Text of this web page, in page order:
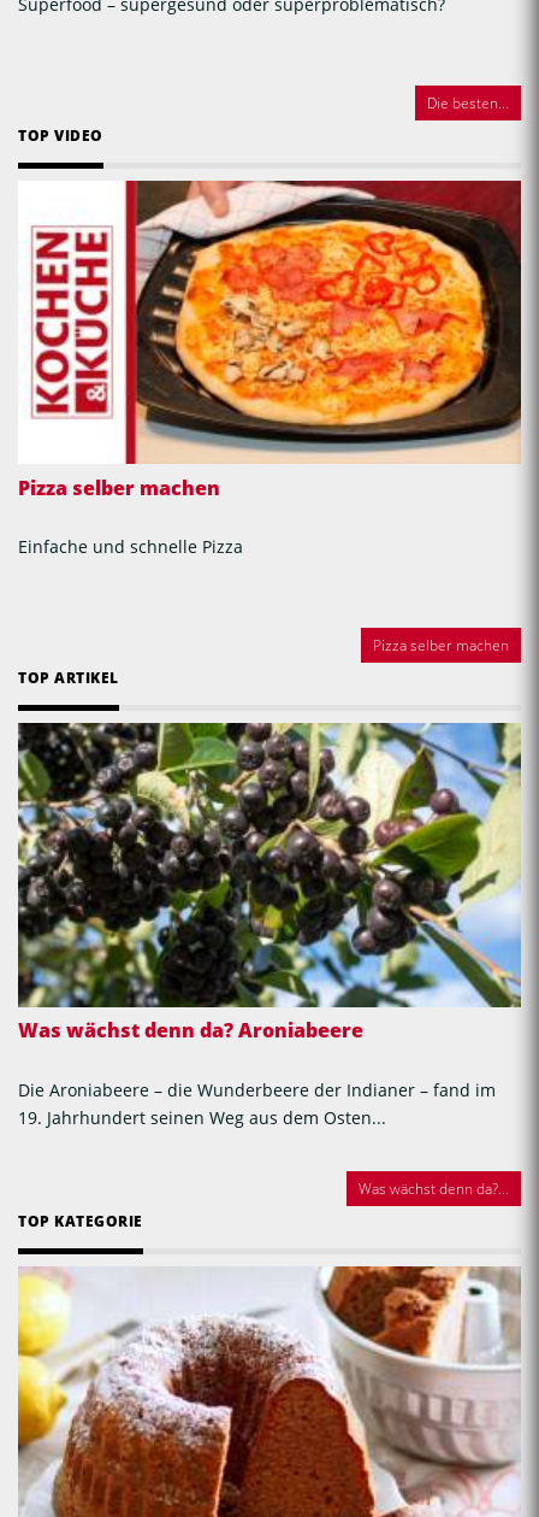
Die besten...
TOP VIDEO
Pizza selber machen
Einfache und schnelle Pizza
Pizza selber machen
TOP ARTIKEL
Was wächst denn da? Aroniabeere
Die Aroniabeere – die Wunderbeere der Indianer – fand im
19. Jahrhundert seinen Weg aus dem Osten...
Was wächst denn da?...
TOP KATEGORIE